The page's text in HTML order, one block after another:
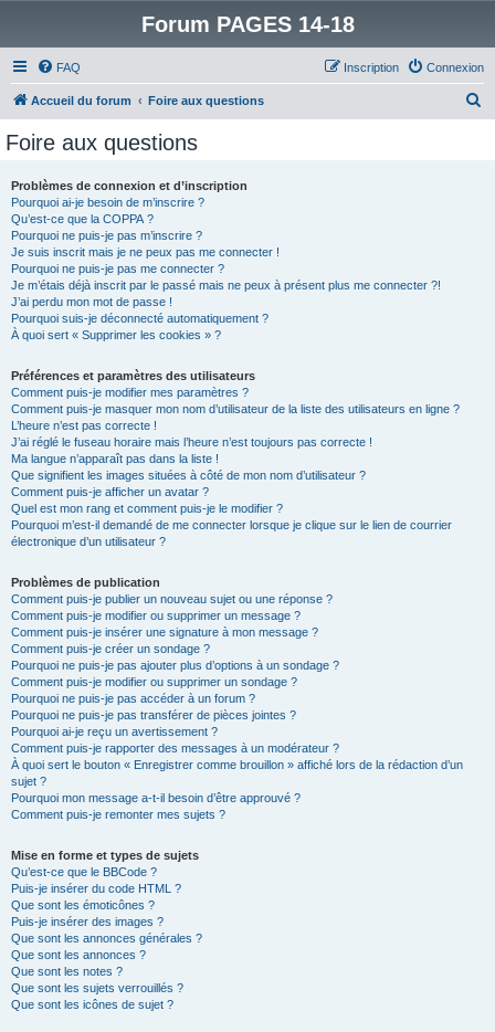
Forum PAGES 14-18
FAQ Connexion
Inscription
Accueil du forum Foire aux questions
Foire aux questions
Problèmes de connexion et d’inscription
Pourquoi ai-je besoin de m’inscrire ?
Qu’est-ce que la COPPA ?
Pourquoi ne puis-je pas m’inscrire ?
Je suis inscrit mais je ne peux pas me connecter !
Pourquoi ne puis-je pas me connecter ?
Je m’étais déjà inscrit par le passé mais ne peux à présent plus me connecter ?!
J’ai perdu mon mot de passe !
Pourquoi suis-je déconnecté automatiquement ?
À quoi sert « Supprimer les cookies » ?
Préférences et paramètres des utilisateurs
Comment puis-je modifier mes paramètres ?
Comment puis-je masquer mon nom d’utilisateur de la liste des utilisateurs en ligne ?
L’heure n’est pas correcte !
J’ai réglé le fuseau horaire mais l’heure n’est toujours pas correcte !
Ma langue n’apparaît pas dans la liste !
Que signifient les images situées à côté de mon nom d’utilisateur ?
Comment puis-je afficher un avatar ?
Quel est mon rang et comment puis-je le modifier ?
Pourquoi m’est-il demandé de me connecter lorsque je clique sur le lien de courrier
électronique d’un utilisateur ?
Problèmes de publication
Comment puis-je publier un nouveau sujet ou une réponse ?
Comment puis-je modifier ou supprimer un message ?
Comment puis-je insérer une signature à mon message ?
Comment puis-je créer un sondage ?
Pourquoi ne puis-je pas ajouter plus d’options à un sondage ?
Comment puis-je modifier ou supprimer un sondage ?
Pourquoi ne puis-je pas accéder à un forum ?
Pourquoi ne puis-je pas transférer de pièces jointes ?
Pourquoi ai-je reçu un avertissement ?
Comment puis-je rapporter des messages à un modérateur ?
À quoi sert le bouton « Enregistrer comme brouillon » affiché lors de la rédaction d’un
sujet ?
Pourquoi mon message a-t-il besoin d’être approuvé ?
Comment puis-je remonter mes sujets ?
Mise en forme et types de sujets
Qu’est-ce que le BBCode ?
Puis-je insérer du code HTML ?
Que sont les émoticônes ?
Puis-je insérer des images ?
Que sont les annonces générales ?
Que sont les annonces ?
Que sont les notes ?
Que sont les sujets verrouillés ?
Que sont les icônes de sujet ?